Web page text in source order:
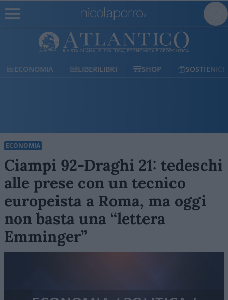
ECONOMIA LIBERILIBRI SHOP SOSTIENICI
ECONOMIA
Ciampi 92-Draghi 21: tedeschi
alle prese con un tecnico
europeista a Roma, ma oggi
non basta una “lettera
Emminger”